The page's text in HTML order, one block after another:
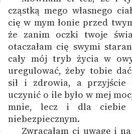
cząstką mego własnego
cię w mym łonie przed
że zanim oczki twoje
otaczałam cię swymi
cały mój tryb życia w
uregulować, żeby tobie
sił i zdrowia, a
uczynić o ile było w mej
mnie, lecz i dla ciebie
niebezpiecznym.
Zwracałam ci uwagę i